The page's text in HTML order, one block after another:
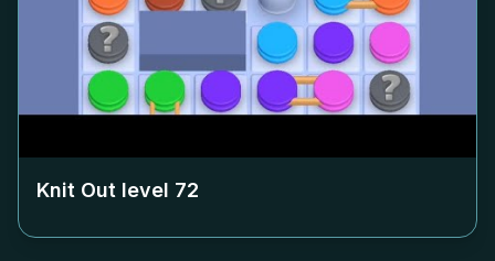
Knit Out level 72